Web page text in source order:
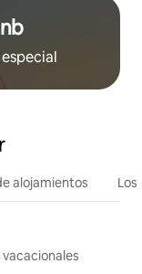
alojamientos